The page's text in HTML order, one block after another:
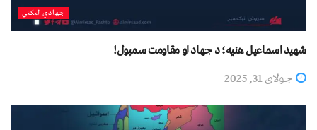
جهادي لیکني
شهید اسماعیل هنیه؛ د جهاد او مقاومت سمبول!
جولای 31, 2025